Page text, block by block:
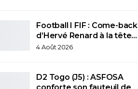
Football I FIF : Come-back
d’Hervé Renard à la tête…
4 Août 2026
D2 Togo (J5) : ASFOSA
conforte son fauteuil de